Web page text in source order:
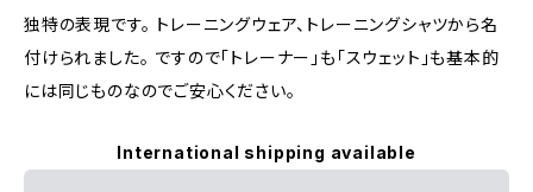
独特の表現です。 トレーニングウェア、トレーニングシャツから名
付けられました。 ですので「トレーナー」も「スウェット」も基本的
には同じものなのでご安心ください。
International shipping available